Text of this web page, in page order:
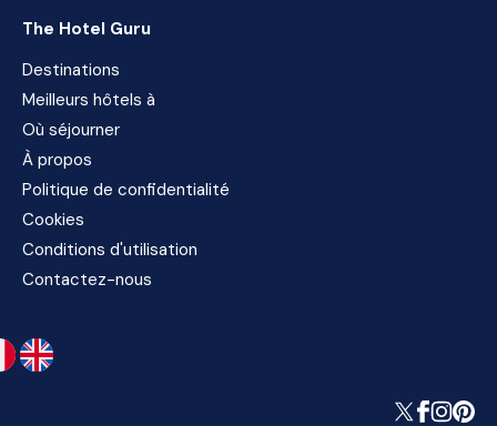
The Hotel Guru
Destinations
Meilleurs hôtels à
Où séjourner
À propos
Politique de confidentialité
Cookies
Conditions d'utilisation
Contactez-nous